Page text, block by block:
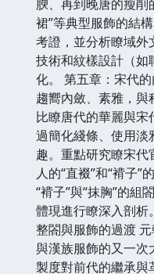
腴、再到晚唐的瘦削
裙”等典型服飾的結
考證，並分析瞭域外
技術和紋樣設計（如
化。 第五章：宋代
趨嚮內斂、素雅，
比瞭唐代的華麗與宋
過簡化綫條、使用淡
趣。重點研究瞭宋代
人的“直裰”和“褙子”
“褙子”與“抹胸”的組
體現進行瞭深入剖
整閤與服飾的過渡
與漢族服飾的又一次
製度對前代的繼承與